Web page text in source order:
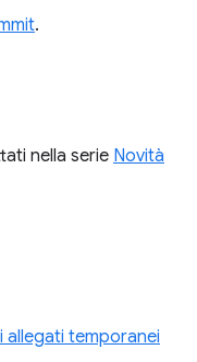
.
nella serie Novità
allegati temporanei